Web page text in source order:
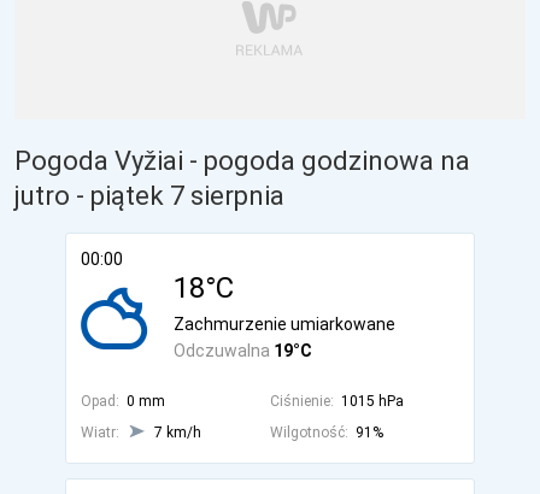
Pogoda Vyžiai - pogoda godzinowa na
jutro - piątek 7 sierpnia
00:00
18°C
Odczuwalna 19°C
Zachmurzenie umiarkowane
Opad: 0 mm Ciśnienie: 1015 hPa
Wiatr:
7 km/h Wilgotność: 91%